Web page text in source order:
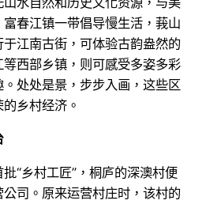
春江镇一带倡导慢生活，莪山
江南古街，可体验古韵盎然的
西部乡镇，则可感受多姿多彩
处处是景，步步入画，这些区
乡村经济。
“乡村工匠”，桐庐的深澳村便
司。原来运营村庄时，该村的